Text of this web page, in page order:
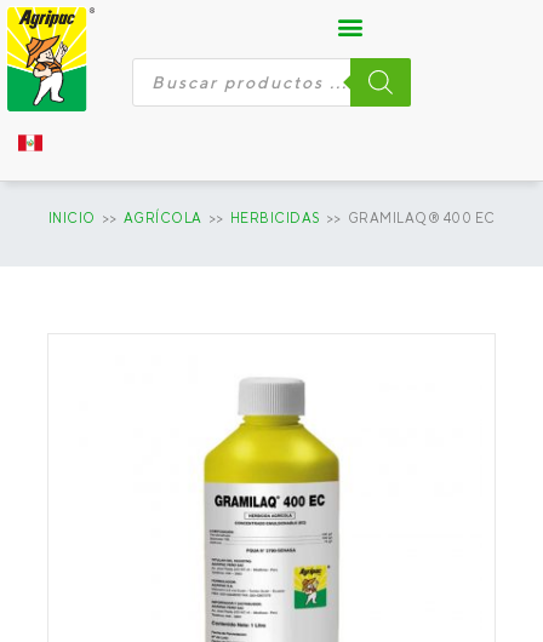
Ir
al
contenido
Búsqueda
INICIO >> AGRÍCOLA >> HERBICIDAS >> GRAMILAQ® 400 EC